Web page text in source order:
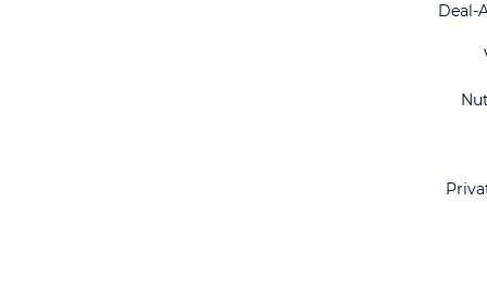
Deal-